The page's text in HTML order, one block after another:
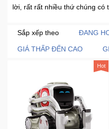
Khuyến
lời, rất rất nhiều thứ chúng có
Sắp xếp theo ĐANG
GIÁ THẤP ĐẾN CAO
Hot